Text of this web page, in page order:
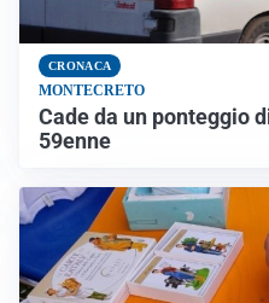
CRONACA
MONTECRETO
Cade da un ponteggio
59enne